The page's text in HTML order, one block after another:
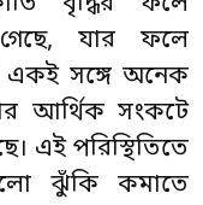
যার ফলে
একই সঙ্গে অনেক
আর্থিক সংকটে
এই পরিস্থিতিতে
ঝুঁকি কমাতে